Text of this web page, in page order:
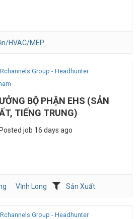
HVAC/MEP
Group - Headhunter
BỘ PHẬN EHS (SẢN
TIẾNG TRUNG)
Posted job 16 days ago
Vĩnh Long Sản Xuất
Group - Headhunter